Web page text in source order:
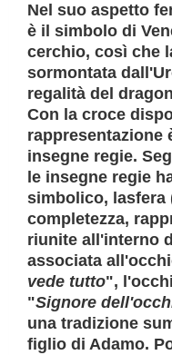
Nel suo aspetto
è il simbolo di
cerchio, così che
sormontata
regalità del
Con la croce
rappresentazione
insegne regie.
le insegne regie
simbolico, lasfera
completezza,
riunite all'interno
associata
vede tutto", l'
"Signore
una tradizione
figlio di Adamo.